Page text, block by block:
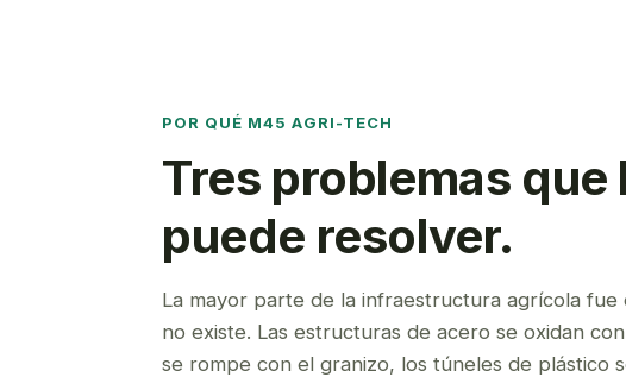
POR QUÉ M45 AGRI-TECH
Tres problemas
puede resolver.
La mayor parte de la infraestructura agrícola fue
no existe. Las estructuras de acero se oxidan
se rompe con el granizo, los túneles de plástico